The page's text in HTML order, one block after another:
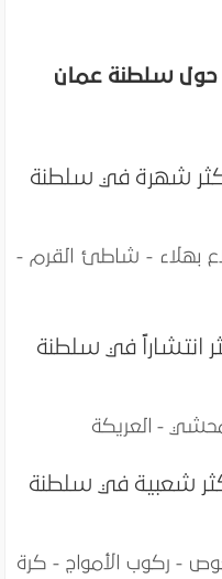
حول سلطنة عمان
شهرة في سلطنة
بهلاء - شاطئ القرم -
انتشاراً في سلطنة
- العريكة
شعبية في سلطنة
- ركوب الأمواج - كرة